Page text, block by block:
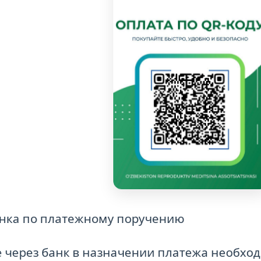
по платежному поручению
через банк в назначении платежа